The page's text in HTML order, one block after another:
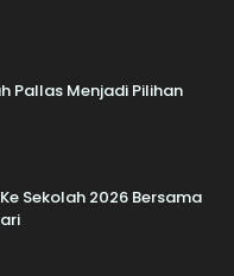
Pallas Menjadi Pilihan
Sekolah 2026 Bersama